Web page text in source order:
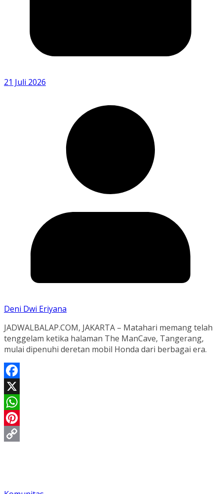
21 Juli 2026
Deni Dwi Eriyana
JADWALBALAP.COM, JAKARTA – Matahari memang telah
tenggelam ketika halaman The ManCave, Tangerang,
mulai dipenuhi deretan mobil Honda dari berbagai era.
Facebook
X
WhatsApp
Pinterest